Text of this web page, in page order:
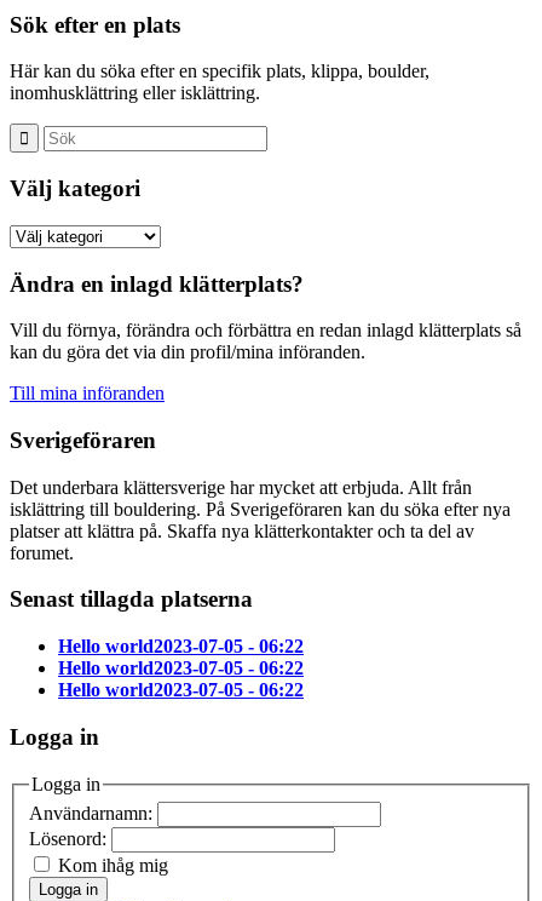
Sök efter en plats
Här kan du söka efter en specifik plats, klippa, boulder,
inomhusklättring eller isklättring.
Välj kategori
Ändra en inlagd klätterplats?
Vill du förnya, förändra och förbättra en redan inlagd klätterplats så
kan du göra det via din profil/mina införanden.
Till mina införanden
Sverigeföraren
Det underbara klättersverige har mycket att erbjuda. Allt från
isklättring till bouldering. På Sverigeföraren kan du söka efter nya
platser att klättra på. Skaffa nya klätterkontakter och ta del av
forumet.
Senast tillagda platserna
Hello world2023-07-05 - 06:22
Hello world2023-07-05 - 06:22
Hello world2023-07-05 - 06:22
Logga in
Logga in
Användarnamn:
Lösenord:
Kom ihåg mig
Logga in